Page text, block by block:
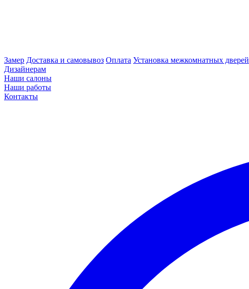
Замер Доставка и самовывоз Оплата Установка межкомнатных дверей
Дизайнерам
Наши салоны
Наши работы
Контакты